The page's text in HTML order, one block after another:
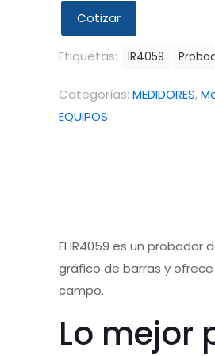
Cotizar
Etiquetas: IR4059
Categorías: MEDIDORES,
EQUIPOS
El IR4059 es un
gráfico de barras y
campo.
Lo mejor